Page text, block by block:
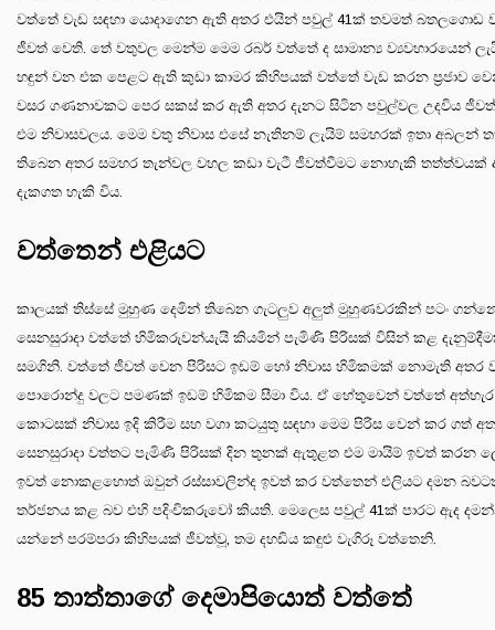
වත්තේ වැඩ සඳහා යොදාගෙන ඇති අතර එයින් පවුල් 41ක් තවමත් බතලගොඩ
ජීවත් වෙති. තේ වතුවල මෙන්ම මෙම රබර් වත්තේ ද සාමාන්‍ය ව්‍යවහාරයෙන්
හඳුන් වන එක පෙළට ඇති කුඩා කාමර කිහිපයක් වත්තේ වැඩ කරන ප්‍රජාව
වසර ගණනාවකට පෙර සකස් කර ඇති අතර දැනට සිටින පවුල්වල උදවිය
එම නිවාසවලය. මෙම වතු නිවාස එසේ නැතිනම් ලැයිම් සමහරක් ඉතා අබලන්
තිබෙන අතර සමහර තැන්වල වහල කඩා වැටී ජීවත්වීමට නොහැකි තත්ත්වයක්
දැකගත හැකි විය.
වත්තෙන් එළියට
කාලයක් තිස්සේ මුහුණ දෙමින් තිබෙන ගැටලුව අලුත් මුහුණවරකින් පටං
සෙනසුරාදා වත්තේ හිමිකරුවන්යැයි කියමින් පැමිණි පිරිසක් විසින් කළ
සමගිනි. වත්තේ ජීවත් වෙන පිරිසට ඉඩම් හෝ නිවාස හිමිකමක් නොමැති අතර
පොරොන්දු වලට පමණක් ඉඩම් හිමිකම සීමා විය. ඒ හේතුවෙන් වත්තේ අත්හැර
කොටසක් නිවාස ඉදි කිරීම සහ වගා කටයුතු සඳහා මෙම පිරිස වෙන් කර ගත්
සෙනසුරාදා වත්තට පැමිණි පිරිසක් දින තුනක් ඇතුළත එම මායිම් ඉවත් කරන
ඉවත් නොකළහොත් ඔවුන් රස්සාවලින්ද ඉවත් කර වත්තෙන් එලියට දමන
තර්ජනය කළ බව එහි පදිංචිකරුවෝ කියති. මෙලෙස පවුල් 41ක් පාරට ඇද
යන්නේ පරම්පරා කිහිපයක් ජීවත්වූ, තම දහඩිය කඳුළු වැගිරූ වත්තෙනි.
85 තාත්තාගේ දෙමාපියොත් වත්තේ